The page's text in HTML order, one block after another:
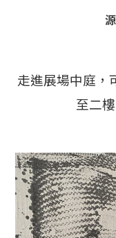
走進展場中庭，
至二